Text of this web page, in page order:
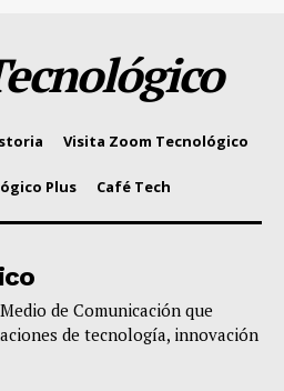
Visita Zoom Tecnológico
Plus Café Tech
de Comunicación que
de tecnología, innovación